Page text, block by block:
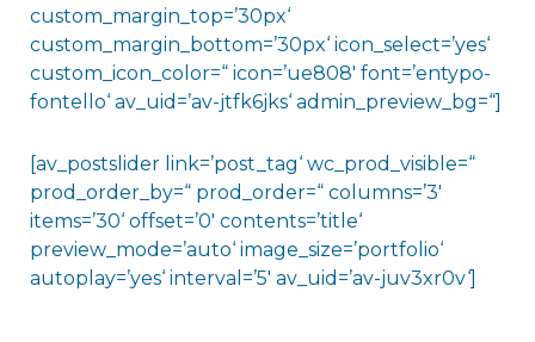
custom_margin_top=’30px‘
custom_margin_bottom=’30px‘ icon_select=’yes‘
custom_icon_color=“ icon=’ue808′ font=’entypo-
fontello‘ av_uid=’av-jtfk6jks‘ admin_preview_bg=“]
[av_postslider link=’post_tag‘ wc_prod_visible=“
prod_order_by=“ prod_order=“ columns=’3′
items=’30‘ offset=’0′ contents=’title‘
preview_mode=’auto‘ image_size=’portfolio‘
autoplay=’yes‘ interval=’5′ av_uid=’av-juv3xr0v‘]